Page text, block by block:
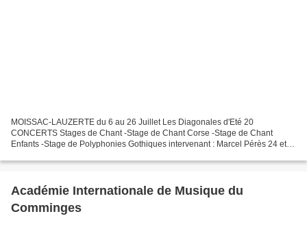
MOISSAC-LAUZERTE du 6 au 26 Juillet Les Diagonales d'Eté 20
CONCERTS Stages de Chant -Stage de Chant Corse -Stage de Chant
Enfants -Stage de Polyphonies Gothiques intervenant : Marcel Pérès 24 et
Académie Internationale de Musique du
Comminges